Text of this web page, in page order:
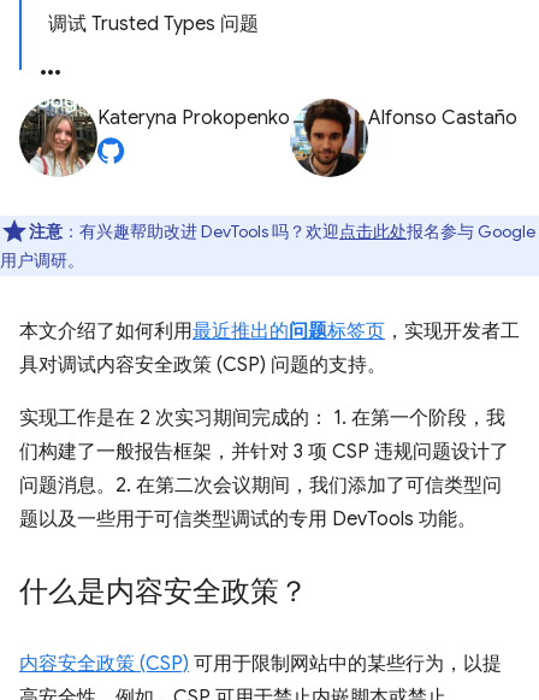
调试 Trusted Types 问题
Kateryna Prokopenko Alfonso Castaño
注意 ：有兴趣帮助改进 DevTools 吗？欢迎点击此处报名参与 Google
用户调研。
本文介绍了如何利用最近推出的问题标签页 ，实现开发者工
具对调试内容安全政策 (CSP) 问题的支持。
实现工作是在 2 次实习期间完成的： 1. 在第一个阶段，我
们构建了一般报告框架，并针对 3 项 CSP 违规问题设计了
问题消息。2. 在第二次会议期间，我们添加了可信类型问
题以及一些用于可信类型调试的专用 DevTools 功能。
什么是内容安全政策？
内容安全政策 (CSP) 可用于限制网站中的某些行为，以提